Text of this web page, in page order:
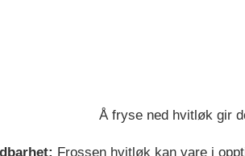
Å fryse ned hvitløk gir
Frossen hvitløk kan vare i